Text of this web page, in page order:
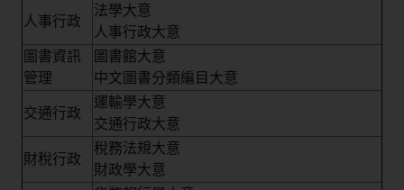
人事行政
法學大意
人事行政大意
圖書資訊
管理
圖書館大意
中文圖書分類編目大意
交通行政
運輸學大意
交通行政大意
財稅行政
稅務法規大意
財政學大意